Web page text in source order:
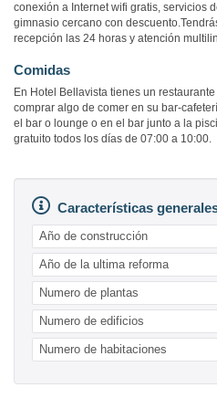
conexión a Internet wifi gratis, servicios
gimnasio cercano con
recepción las 24 horas y atención
Comidas
En Hotel Bellavista tienes un
comprar algo de comer en su bar-
el bar o lounge o en el bar junto a la
gratuito todos los días de 07:00 a 10:00.
Características
Año de construcción
Año de la ultima reforma
Numero de plantas
Numero de edificios
Numero de habitaciones